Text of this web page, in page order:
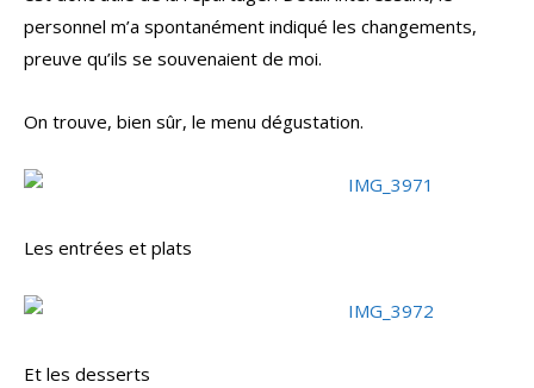
personnel m’a spontanément indiqué les changements,
preuve qu’ils se souvenaient de moi.
On trouve, bien sûr, le menu dégustation.
Les entrées et plats
Et les desserts